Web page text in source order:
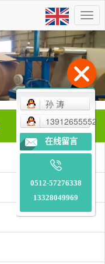
孙 涛
13912655552
在线留言
0512-57276338
13328049969